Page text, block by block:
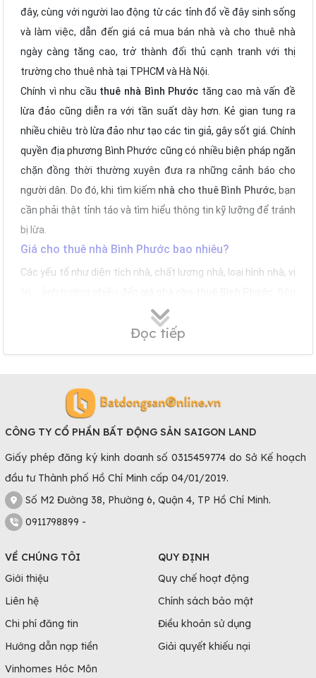
đây, cùng với người lao động từ các tỉnh đổ về đây sinh sống
và làm việc, dẫn đến giá cả mua bán nhà và cho thuê nhà
ngày càng tăng cao, trở thành đối thủ cạnh tranh với thị
trường cho thuê nhà tại TPHCM và Hà Nội.
Chính vì nhu cầu thuê nhà Bình Phước tăng cao mà vấn đề
lừa đảo cũng diễn ra với tần suất dày hơn. Kẻ gian tung ra
nhiều chiêu trò lừa đảo như tạo các tin giả, gây sốt giá. Chính
quyền địa phương Bình Phước cũng có nhiều biện pháp ngăn
chặn đồng thời thường xuyên đưa ra những cảnh báo cho
người dân. Do đó, khi tìm kiếm nhà cho thuê Bình Phước, bạn
cần phải thật tỉnh táo và tìm hiểu thông tin kỹ lưỡng để tránh
bị lừa.
Giá cho thuê nhà Bình Phước bao nhiêu?
Các yếu tố như diện tích nhà, chất lượng nhà, loại hình nhà, vị
cạnh đó, nhà ở khu vực như gần khu công nghiệp, thị xã,
thành phố thường sẽ có giá cho thuê cao hơn so với nhà ở
Nhà cho thuê tại thành phố Đồng Xoài giá dao động
từ 10 - 100 triệu/tháng.
Nhà cho thuê tại thị xã Bình Long, Chơn Thành,
Phước Long dao động trong khoảng từ 5 - 50 triệu
đồng/tháng.
Mập,... dao động từ 5 - 30 triệu/tháng.
- Khi tìmnhà cho thuê Bình Phước, bạn sẽ đảm bảo được
không gian riêng tư và tự do về thời gian sinh hoạt, không lo
giờ giới nghiêm như những khu trọ.
- Nhà thuê thường có nhiều phòng, nếu bạn không sử
dụng hết thì có thể chia sẻ phòng cho thuê với người khác
Đọc tiếp
CÔNG TY CỔ PHẦN BẤT ĐỘNG SẢN SAIGON LAND
Giấy phép đăng ký kinh doanh số 0315459774 do Sở Kế hoạch
đầu tư Thành phố Hồ Chí Minh cấp 04/01/2019.
Số M2 Đường 38, Phường 6, Quận 4, TP Hồ Chí Minh.
0911798899 -
VỀ CHÚNG TÔI
Giới thiệu
Liên hệ
Chi phí đăng tin
Hướng dẫn nạp tiền
Vinhomes Hóc Môn
QUY ĐỊNH
Quy chế hoạt động
Chính sách bảo mật
Điều khoản sử dụng
Giải quyết khiếu nại